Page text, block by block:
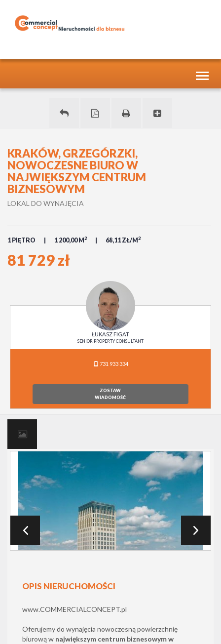
KRAKÓW, GRZEGÓRZKI,
NOWOCZESNE BIURO W
NAJWIĘKSZYM CENTRUM
BIZNESOWYM
LOKAL DO WYNAJĘCIA
1 PIĘTRO 1 200,00 M 2 68,11 ZŁ/M 2
81 729 zł
ŁUKASZ FIGAT
SENIOR PROPERTY CONSULTANT
731 933 334
ZOSTAW
WIADOMOŚĆ
OPIS NIERUCHOMOŚCI
www.COMMERCIALCONCEPT.pl
Oferujemy do wynajęcia nowoczesną powierzchnię
biurową w największym centrum biznesowym w